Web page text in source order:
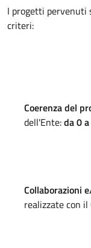
I progetti pervenuti
criteri:
Coerenza del
dell'Ente:da 0
Collaborazioni
realizzate con il